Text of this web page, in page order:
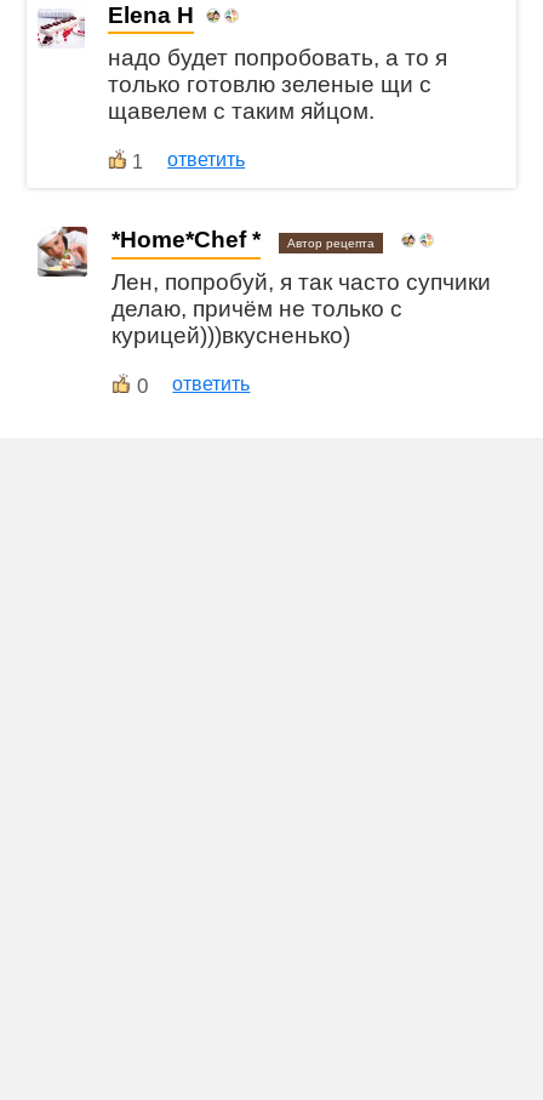
Elena H
надо будет попробовать, а то я
только готовлю зеленые щи с
щавелем с таким яйцом.
1 ответить
*Home*Chef * Автор рецепта
Лен, попробуй, я так часто супчики
делаю, причём не только с
курицей)))вкусненько)
0 ответить